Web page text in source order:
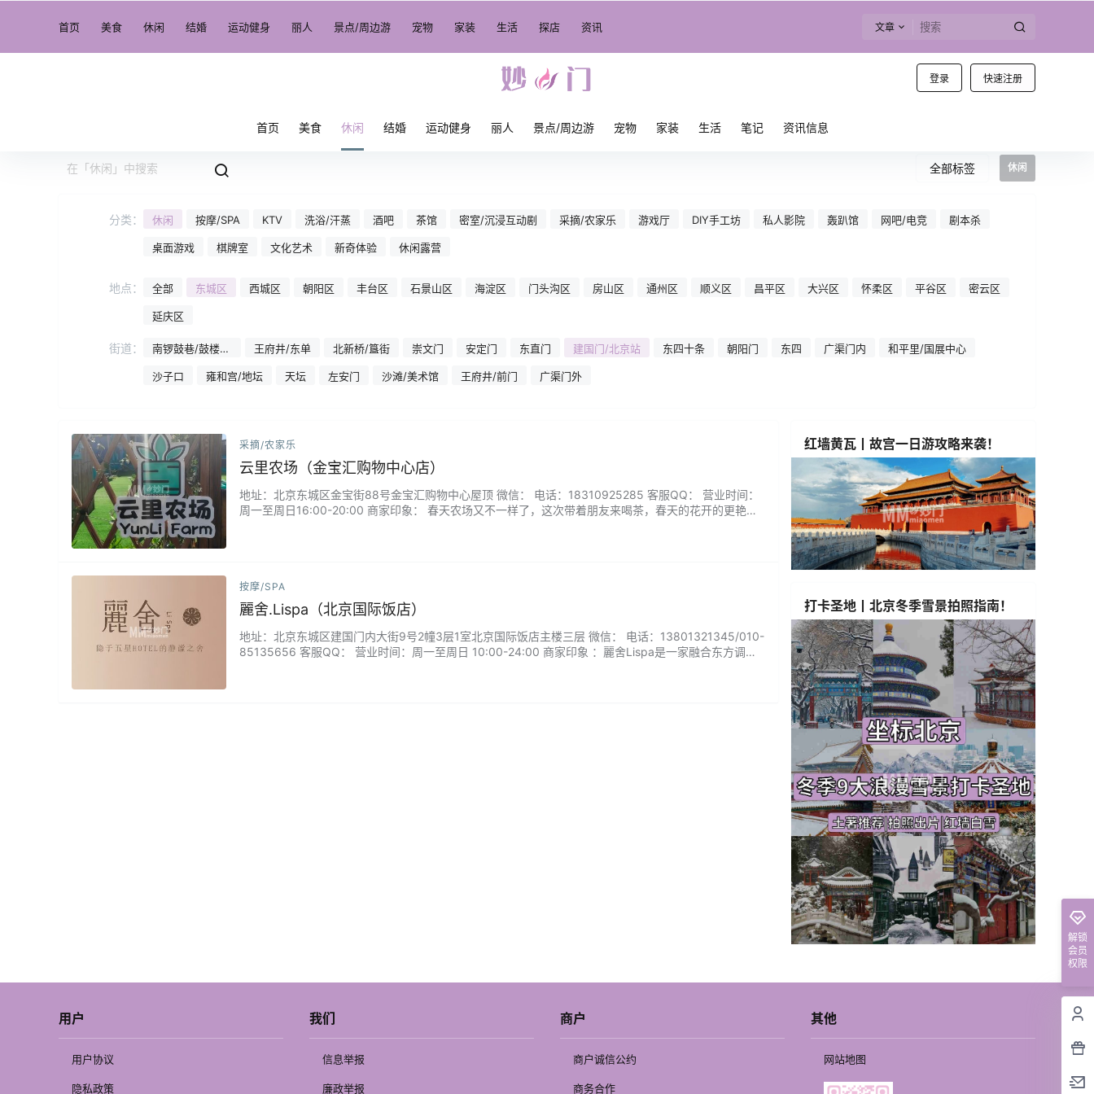
首页 美食 休闲 结婚 运动健身 丽人 景点/周边游 宠物 家装 生活 探店 资讯 文章
登录 快速注册
首页 美食 休闲 结婚 运动健身 丽人 景点/周边游 宠物 家装 生活 笔记 资讯信息
全部标签 休闲
分类： 休闲 按摩/SPA KTV 洗浴/汗蒸 酒吧 茶馆 密室/沉浸互动剧 采摘/农家乐 游戏厅 DIY手工坊 私人影院 轰趴馆 网吧/电竞 剧本杀
桌面游戏 棋牌室 文化艺术 新奇体验 休闲露营
地点： 全部 东城区 西城区 朝阳区 丰台区 石景山区 海淀区 门头沟区 房山区 通州区 顺义区 昌平区 大兴区 怀柔区 平谷区 密云区
延庆区
街道：
南锣鼓巷/鼓楼东
王府井/东单 北新桥/簋街 崇文门 安定门 东直门 建国门/北京站 东四十条 朝阳门 东四 广渠门内 和平里/国展中心
沙子口 雍和宫/地坛 天坛 左安门 沙滩/美术馆 王府井/前门 广渠门外
采摘/农家乐
云里农场（金宝汇购物中心店）
地址：北京东城区金宝街88号金宝汇购物中心屋顶 微信： 电话：18310925285 客服QQ： 营业时间：
周一至周日16:00-20:00 商家印象： 春天农场又不一样了，这次带着朋友来喝茶，春天的花开的更艳
按摩/SPA
麗舍.Lispa（北京国际饭店）
地址：北京东城区建国门内大街9号2幢3层1室北京国际饭店主楼三层 微信： 电话：13801321345/010-
85135656 客服QQ： 营业时间：周一至周日 10:00-24:00 商家印象 ：麗舍Lispa是一家融合东方调理
红墙黄瓦丨故宫一日游攻略来袭！
打卡圣地丨北京冬季雪景拍照指南！
解锁
会员
权限
用户
用户协议
隐私政策
我们
信息举报
廉政举报
商户
商户诚信公约
商务合作
其他
网站地图